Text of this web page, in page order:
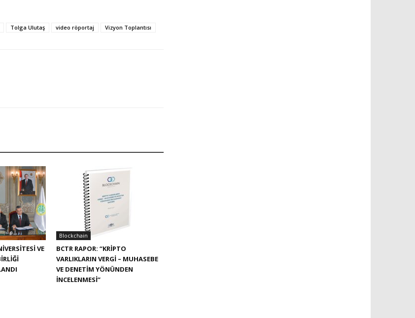
Tolga Ulutaş video röportaj Vizyon Toplantısı
VE
Blockchain
BCTR RAPOR: “KRIPTO
VARLIKLARIN VERGI – MUHASEBE
VE DENETIM YÖNÜNDEN
İNCELENMESI”